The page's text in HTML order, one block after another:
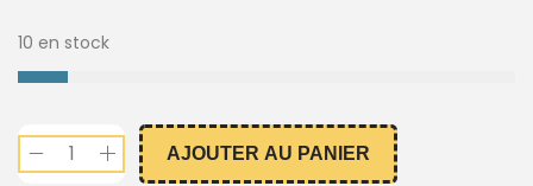
10 en stock
AJOUTER AU PANIER